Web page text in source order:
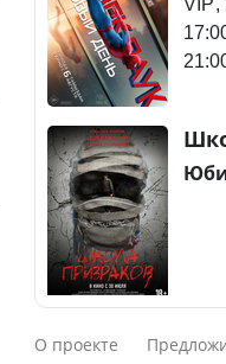
Министр рассказал,
чего делают колбасу
Казахстане
почему
О проекте